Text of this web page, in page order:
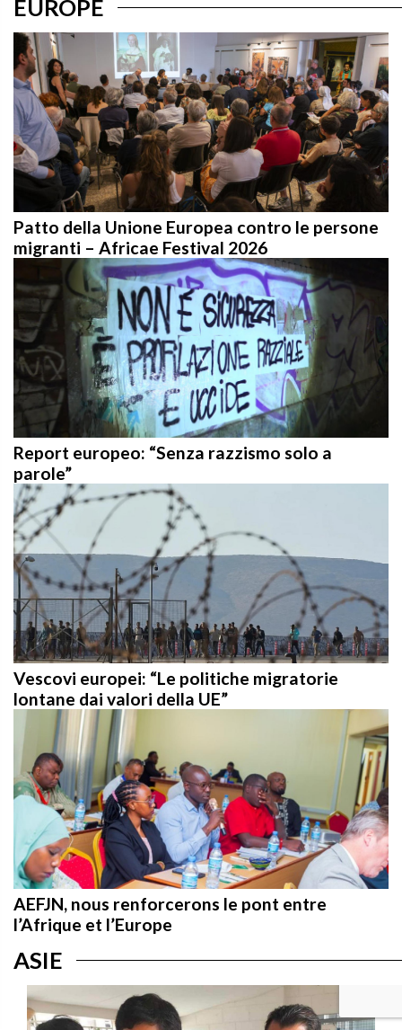
Patto della Unione Europea contro le persone
migranti – Africae Festival 2026
Report europeo: “Senza razzismo solo a
parole”
Vescovi europei: “Le politiche migratorie
lontane dai valori della UE”
AEFJN, nous renforcerons le pont entre
l’Afrique et l’Europe